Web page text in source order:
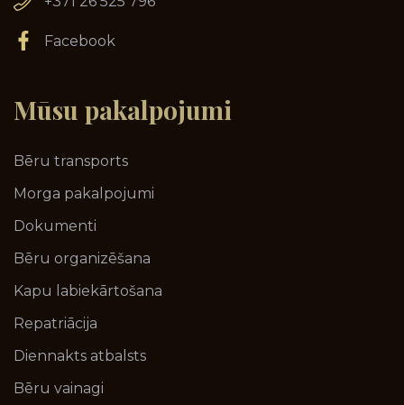
Facebook
Mūsu pakalpojumi
Bēru transports
Morga pakalpojumi
Dokumenti
Bēru organizēšana
Kapu labiekārtošana
Repatriācija
Diennakts atbalsts
Bēru vainagi